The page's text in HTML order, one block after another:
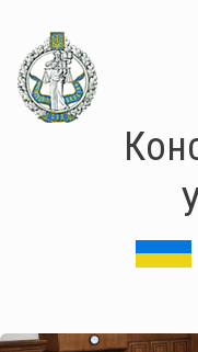
основного
матеріалу